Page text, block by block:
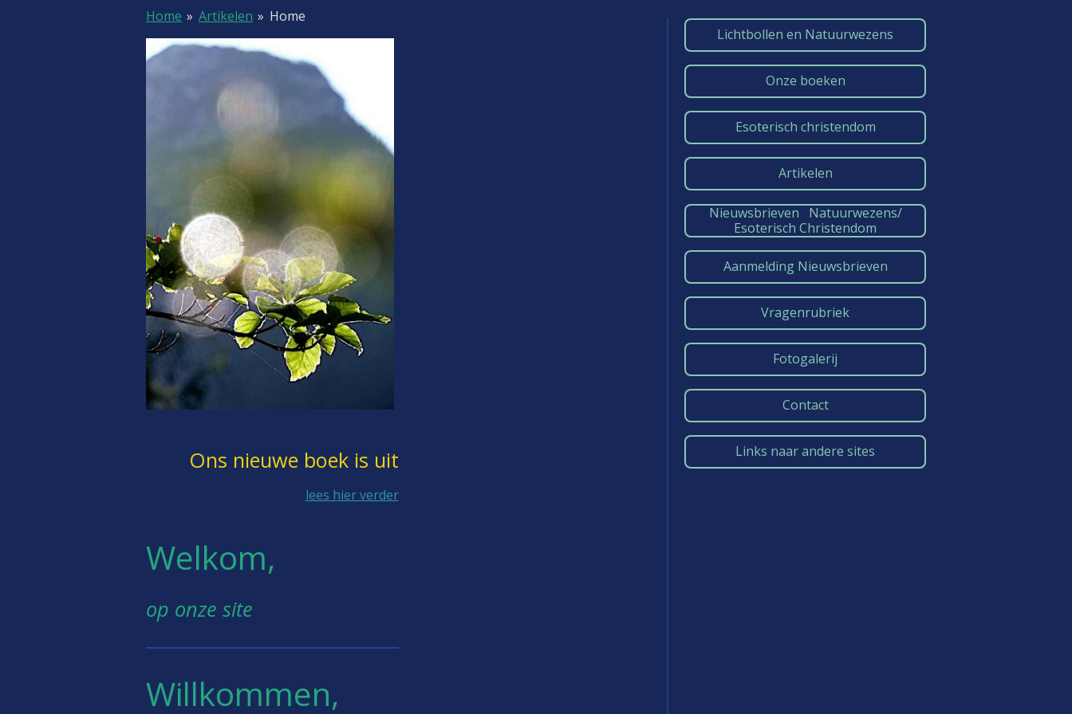
Home » Artikelen » Home
Ons nieuwe boek is uit
lees hier verder
Welkom,
op onze site
Willkommen,
Lichtbollen en Natuurwezens
Onze boeken
Esoterisch christendom
Artikelen
Nieuwsbrieven Natuurwezens/
Esoterisch Christendom
Aanmelding Nieuwsbrieven
Vragenrubriek
Fotogalerij
Contact
Links naar andere sites